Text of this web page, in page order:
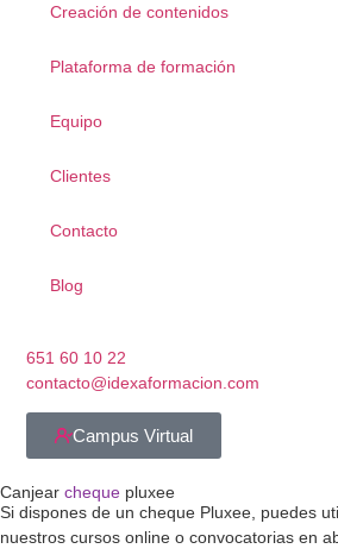
Creación de contenidos
Plataforma de formación
Equipo
Clientes
Contacto
Blog
651 60 10 22
contacto@idexaformacion.com
Campus Virtual
Canjear cheque pluxee
Si dispones de un cheque Pluxee, puedes
nuestros cursos online o convocatorias en